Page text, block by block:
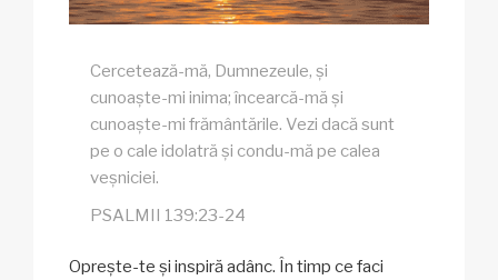
Cercetează-mă, Dumnezeule, și
cunoaște-mi inima; încearcă-mă și
cunoaște-mi frământările. Vezi dacă sunt
pe o cale idolatră și condu-mă pe calea
veșniciei.
PSALMII 139:23-24
Oprește-te și inspiră adânc. În timp ce faci